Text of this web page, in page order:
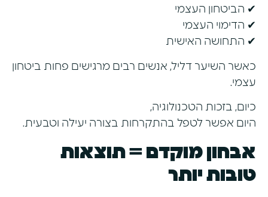
✔ הביטחון העצמי
✔ הדימוי העצמי
✔ התחושה האישית
כאשר השיער דליל, אנשים רבים מרגישים פחות ביטחון
עצמי.
כיום, בזכות הטכנולוגיה,
היום אפשר לטפל בהתקרחות בצורה יעילה וטבעית.
אבחון מוקדם = תוצאות
טובות יותר